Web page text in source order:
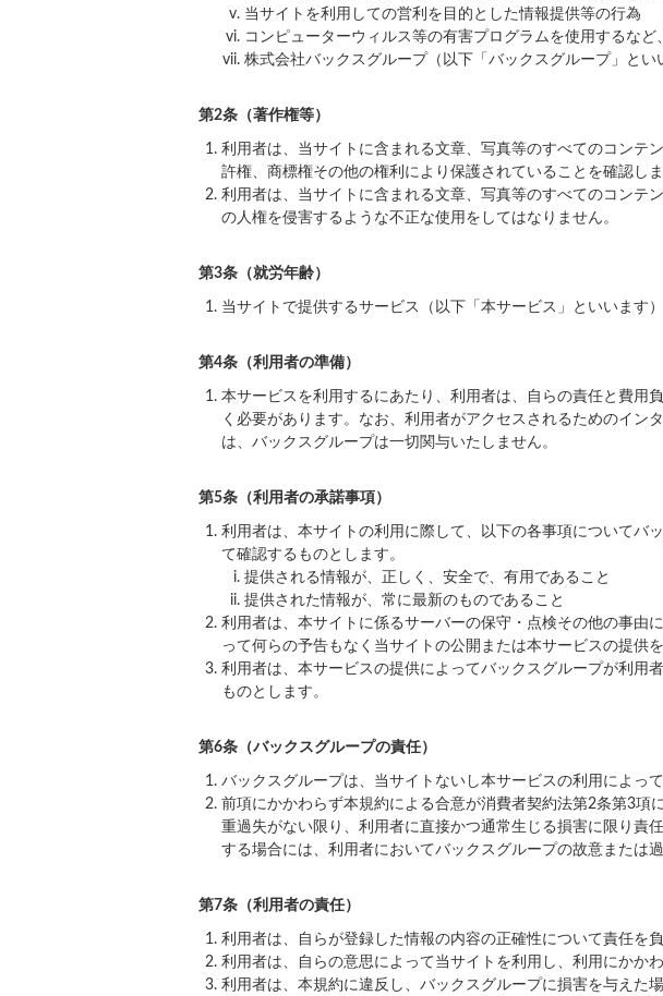
当サイトを利用しての営利を目的とした情報提供等の行為
コンピューターウィルス等の有害プログラムを使用するな
株式会社バックスグループ（以下「バックスグループ」と
第2条（著作権等）
利用者は、当サイトに含まれる文章、写真等のすべてのコンテ
許権、商標権その他の権利により保護されていることを確認しま
利用者は、当サイトに含まれる文章、写真等のすべてのコンテ
の人権を侵害するような不正な使用をしてはなりません。
第3条（就労年齢）
当サイトで提供するサービス（以下「本サービス」といいます
第4条（利用者の準備）
本サービスを利用するにあたり、利用者は、自らの責任と費用
く必要があります。なお、利用者がアクセスされるためのイン
は、バックスグループは一切関与いたしません。
第5条（利用者の承諾事項）
利用者は、本サイトの利用に際して、以下の各事項についてバ
て確認するものとします。
提供される情報が、正しく、安全で、有用であること
提供された情報が、常に最新のものであること
利用者は、本サイトに係るサーバーの保守・点検その他の事由
って何らの予告もなく当サイトの公開または本サービスの提供
利用者は、本サービスの提供によってバックスグループが利用
ものとします。
第6条（バックスグループの責任）
バックスグループは、当サイトないし本サービスの利用によっ
前項にかかわらず本規約による合意が消費者契約法第2条第3項
重過失がない限り、利用者に直接かつ通常生じる損害に限り責
する場合には、利用者においてバックスグループの故意または
第7条（利用者の責任）
利用者は、自らが登録した情報の内容の正確性について責任を
利用者は、自らの意思によって当サイトを利用し、利用にかか
利用者は、本規約に違反し、バックスグループに損害を与えた